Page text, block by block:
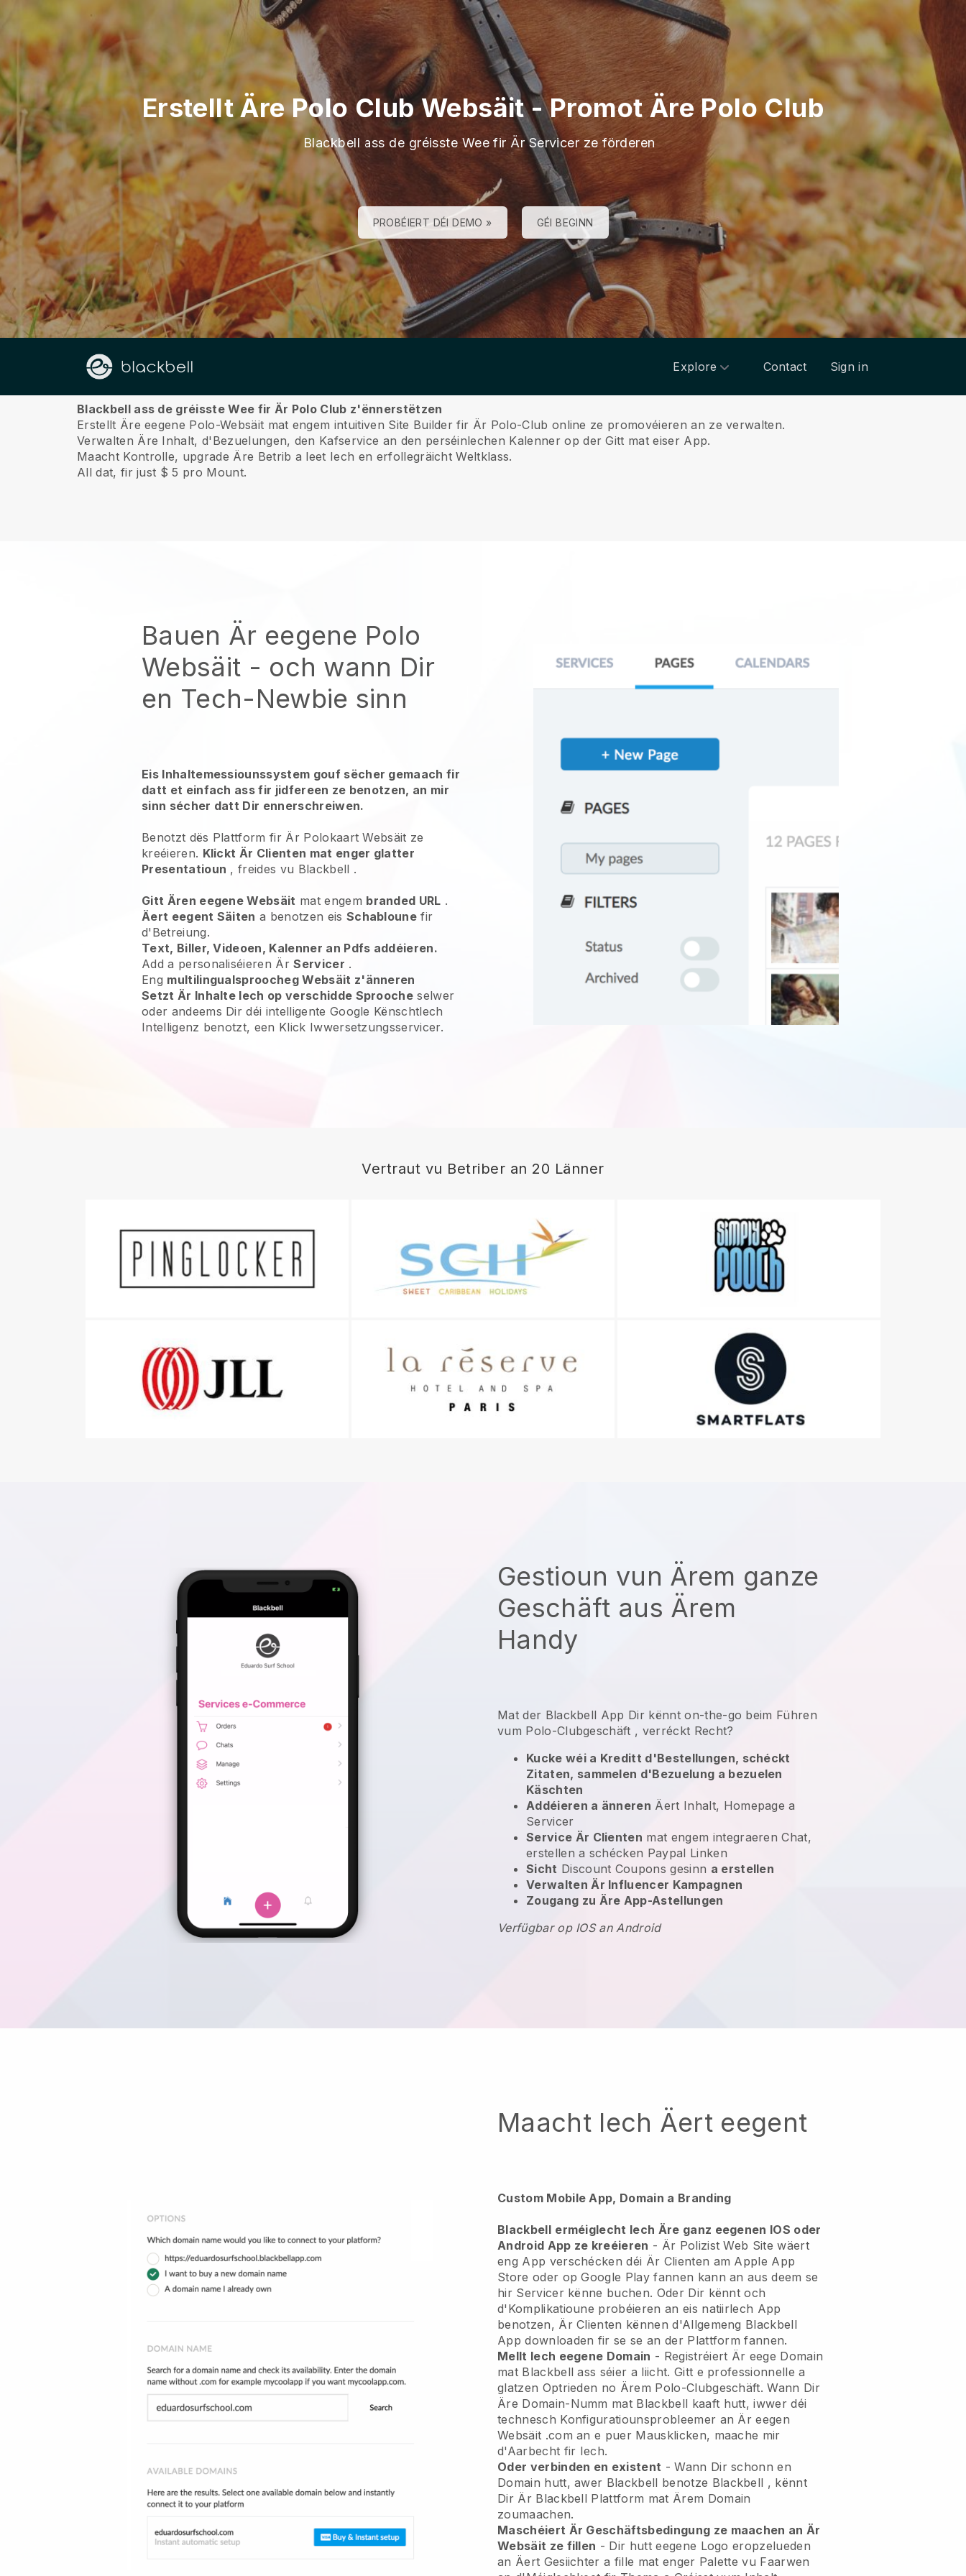
Erstellt Äre Polo Club Websäit-Promot Äre Polo Club
Blackbell ass de gréisste Wee fir Är Servicer ze förderen
PROBÉIERT DÉI DEMO » GÉI BEGINN
Explore Contact Sign in
Iwwert ons
Blackbell ass de gréisste Wee fir Är Polo Club z'ënnerstëtzen
Erstellt Äre eegene Polo-Websäit mat engem intuitiven Site Builder fir Är Polo-Club online ze promovéieren an ze verwalten.
Verwalten Äre Inhalt, d'Bezuelungen, den Kafservice an den perséinlechen Kalenner op der Gitt mat eiser App.
Maacht Kontrolle, upgrade Äre Betrib a leet Iech en erfollegräicht Weltklass.
All dat, fir just $ 5 pro Mount.
Bauen Är eegene Polo
Websäit - och wann Dir
en Tech-Newbie sinn
Eis Inhaltemessiounssystem gouf sëcher gemaach fir
datt et einfach ass fir jidfereen ze benotzen, an mir
sinn sécher datt Dir ennerschreiwen.
Benotzt dës Plattform fir Är Polokaart Websäit ze
kreéieren. Klickt Är Clienten mat enger glatter
Presentatioun , freides vu Blackbell .
Gitt Ären eegene Websäit mat engem branded URL .
Äert eegent Säiten a benotzen eis Schabloune fir
d'Betreiung.
Text, Biller, Videoen, Kalenner an Pdfs addéieren.
Add a personaliséieren ÄrServicer .
Eng multilingualsproocheg Websäit z'änneren
Setzt Är Inhalte Iech op verschidde Sprooche selwer
oder andeems Dir déi intelligente Google Kënschtlech
Intelligenz benotzt, een Klick Iwwersetzungsservicer.
Vertraut vu Betriber an 20 Länner
Gestioun vun Ärem ganze
Geschäft aus Ärem
Handy
Mat der Blackbell App Dir kënnt on-the-go beim Führen
vum Polo-Clubgeschäft , verréckt Recht?
Kucke wéi a Kreditt d'Bestellungen, schéckt
Zitaten, sammelen d'Bezuelung a bezuelen
Käschten
Addéieren a änneren Äert Inhalt, Homepage a
Servicer
Service Är Clienten mat engem integraeren Chat,
erstellen a schécken Paypal Linken
Sicht Discount Coupons gesinn a erstellen
Verwalten Är Influencer Kampagnen
Zougang zu Äre App-Astellungen
Verfügbar op IOS an Android
Maacht Iech Äert eegent
Custom Mobile App, Domain a Branding
Blackbell erméiglecht Iech Äre ganz eegenen IOS oder
Android App ze kreéieren - Är Polizist Web Site wäert
eng App verschécken déi Är Clienten am Apple App
Store oder op Google Play fannen kann an aus deem se
hir Servicer kënne buchen. Oder Dir kënnt och
d'Komplikatioune probéieren an eis natiirlech App
benotzen, Är Clienten kënnen d'Allgemeng Blackbell
App downloaden fir se se an der Plattform fannen.
Mellt Iech eegene Domain - Registréiert Är eege Domain
mat Blackbell ass séier a liicht. Gitt e professionnelle a
glatzen Optrieden no Ärem Polo-Clubgeschäft. Wann Dir
Äre Domain-Numm mat Blackbell kaaft hutt, iwwer déi
technesch Konfiguratiounsprobleemer an Är eegen
Websäit .com an e puer Mausklicken, maache mir
d'Aarbecht fir Iech.
Oder verbinden en existent - Wann Dir schonn en
Domain hutt, awer Blackbell benotze Blackbell , kënnt
Dir Är Blackbell Plattform mat Ärem Domain
zoumaachen.
Maschéiert Är Geschäftsbedingung ze maachen an Är
Websäit ze fillen - Dir hutt eegene Logo eropzelueden
an Äert Gesiichter a fille mat enger Palette vu Faarwen